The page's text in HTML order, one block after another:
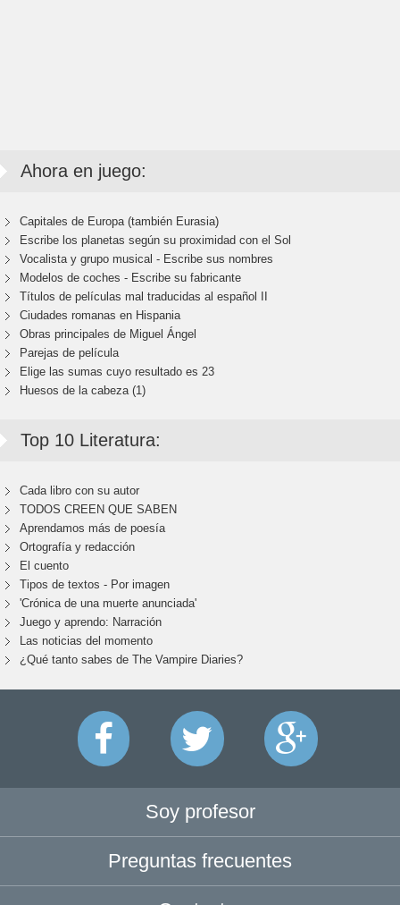
Ahora en juego:
Capitales de Europa (también Eurasia)
Escribe los planetas según su proximidad con el Sol
Vocalista y grupo musical - Escribe sus nombres
Modelos de coches - Escribe su fabricante
Títulos de películas mal traducidas al español II
Ciudades romanas en Hispania
Obras principales de Miguel Ángel
Parejas de película
Elige las sumas cuyo resultado es 23
Huesos de la cabeza (1)
Top 10 Literatura:
Cada libro con su autor
TODOS CREEN QUE SABEN
Aprendamos más de poesía
Ortografía y redacción
El cuento
Tipos de textos - Por imagen
'Crónica de una muerte anunciada'
Juego y aprendo: Narración
Las noticias del momento
¿Qué tanto sabes de The Vampire Diaries?
Soy profesor
Preguntas frecuentes